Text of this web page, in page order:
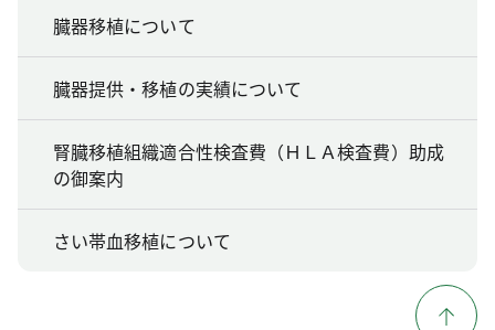
臓器移植について
臓器提供・移植の実績について
腎臓移植組織適合性検査費（ＨＬＡ検査費）助成
の御案内
さい帯血移植について